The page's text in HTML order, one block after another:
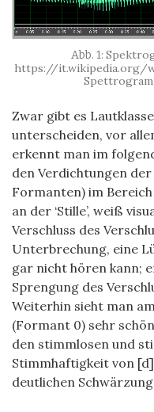
https://it.wikipedia.org/
Zwar gibt es
unterscheiden, vor
erkennt man im
den Verdichtungen
Formanten) im
an der ‘Stille’, weiß
Verschluss des
Unterbrechung, eine
gar nicht hören kann;
Sprengung des
Weiterhin sieht man
(Formant 0) sehr
den stimmlosen und
Stimmhaftigkeit von
deutlichen